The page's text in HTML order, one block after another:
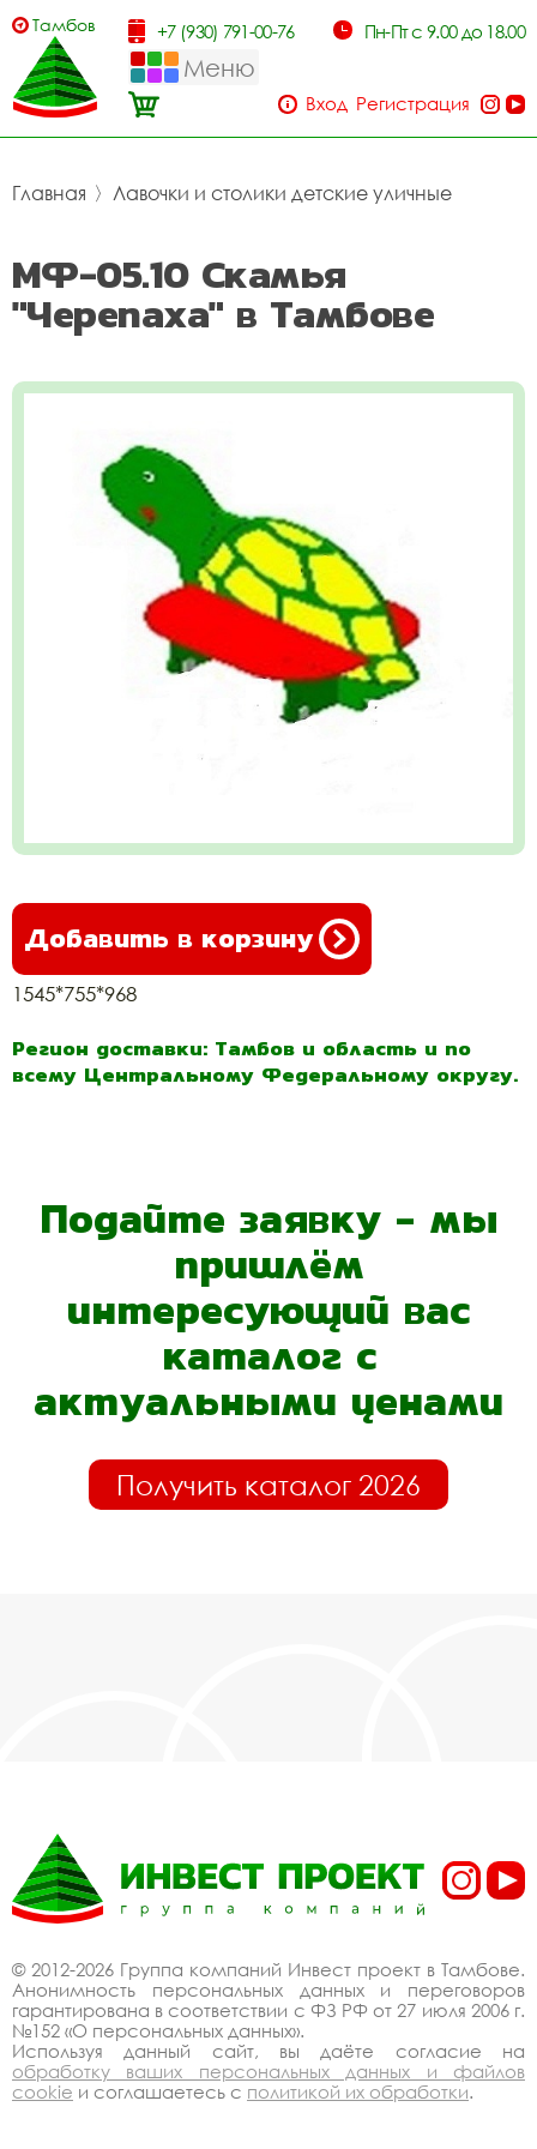
Тамбов +7 (930) 791-00-76 Пн-Пт с 9.00 до 18.00
Меню
Вход Регистрация
Главная 〉 Лавочки и столики детские уличные
МФ-05.10 Скамья
"Черепаха" в Тамбове
Добавить в корзину
1545*755*968
Регион доставки: Тамбов и область и по
всему Центральному Федеральному округу.
Подайте заявку - мы
пришлём
интересующий вас
каталог с
актуальными ценами
Получить каталог 2026
© 2012-2026 Группа компаний Инвест проект в Тамбове.
Анонимность персональных данных и переговоров
гарантирована в соответствии с ФЗ РФ от 27 июля 2006 г.
№152 «О персональных данных».
Используя данный сайт, вы даёте согласие на
обработку ваших персональных данных и файлов
cookie и соглашаетесь с политикой их обработки